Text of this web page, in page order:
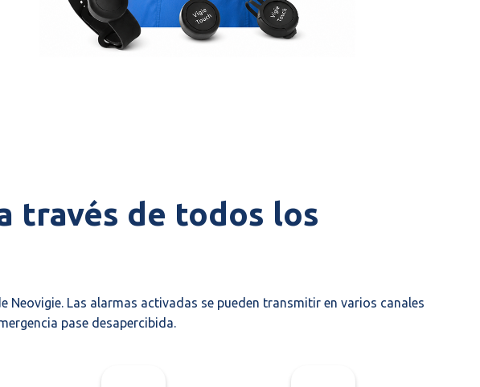
través de todos los
Las alarmas activadas se pueden transmitir en varios canales
pase desapercibida.